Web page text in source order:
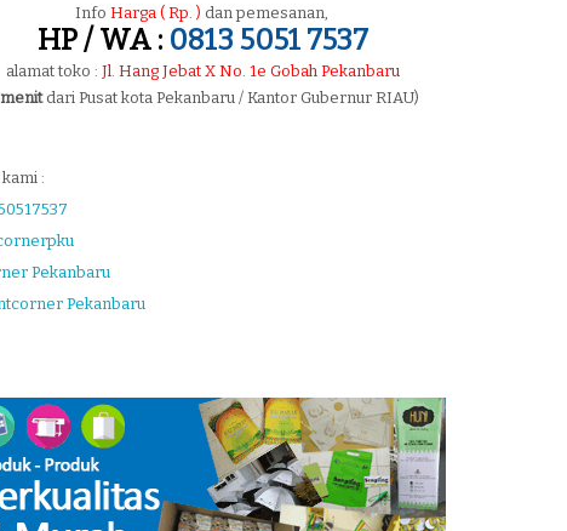
Info Harga ( Rp. ) dan pemesanan,
HP / WA : 0813 5051 7537
alamat toko : Jl. Hang Jebat X No. 1e Gobah Pekanbaru
dari Pusat kota Pekanbaru / Kantor Gubernur RIAU)
:
Pekanbaru
Pekanbaru